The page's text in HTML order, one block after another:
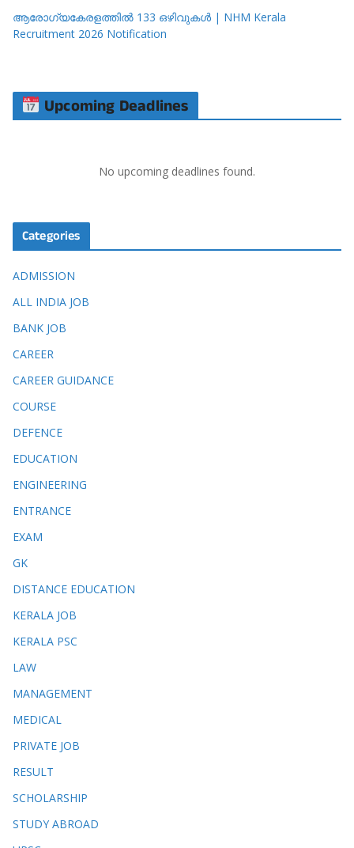
ആരോഗ്യകേരളത്തിൽ 133 ഒഴിവുകൾ | NHM Kerala
Recruitment 2026 Notification
Upcoming Deadlines
No upcoming deadlines found.
Categories
ADMISSION
ALL INDIA JOB
BANK JOB
CAREER
CAREER GUIDANCE
COURSE
DEFENCE
EDUCATION
ENGINEERING
ENTRANCE
EXAM
GK
DISTANCE EDUCATION
KERALA JOB
KERALA PSC
LAW
MANAGEMENT
MEDICAL
PRIVATE JOB
RESULT
SCHOLARSHIP
STUDY ABROAD